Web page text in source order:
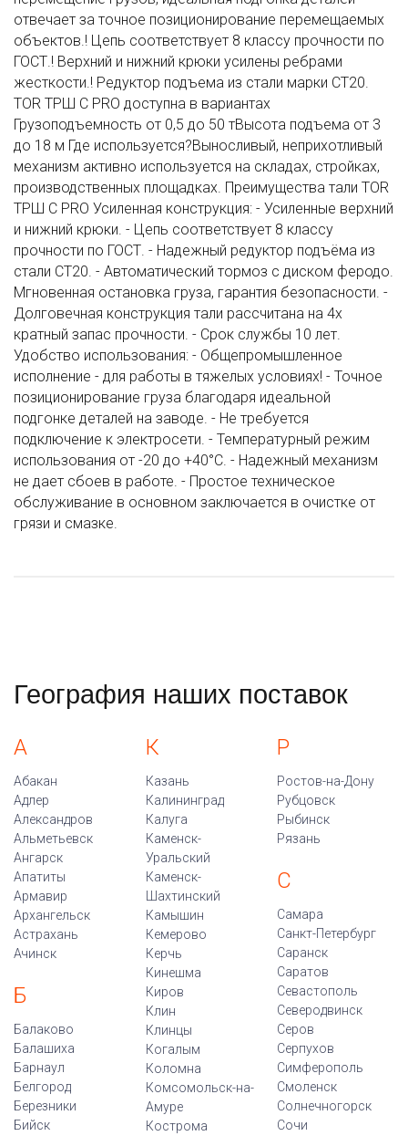
отвечает за точное позиционирование перемещаемых
объектов.! Цепь соответствует 8 классу прочности по
ГОСТ.! Верхний и нижний крюки усилены ребрами
жесткости.! Редуктор подъема из стали марки СТ20.
TOR ТРШ С PRO доступна в вариантах
Грузоподъемность от 0,5 до 50 тВысота подъема от 3
до 18 м Где используется?Выносливый, неприхотливый
механизм активно используется на складах, стройках,
производственных площадках. Преимущества тали TOR
ТРШ C PRO Усиленная конструкция: - Усиленные верхний
и нижний крюки. - Цепь соответствует 8 классу
прочности по ГОСТ. - Надежный редуктор подъёма из
стали СТ20. - Автоматический тормоз с диском феродо.
Мгновенная остановка груза, гарантия безопасности. -
Долговечная конструкция тали рассчитана на 4х
кратный запас прочности. - Срок службы 10 лет.
Удобство использования: - Общепромышленное
исполнение - для работы в тяжелых условиях! - Точное
позиционирование груза благодаря идеальной
подгонке деталей на заводе. - Не требуется
подключение к электросети. - Температурный режим
использования от -20 до +40°C. - Надежный механизм
не дает сбоев в работе. - Простое техническое
обслуживание в основном заключается в очистке от
грязи и смазке.
География наших поставок
А
Абакан
Адлер
Александров
Альметьевск
Ангарск
Апатиты
Армавир
Архангельск
Астрахань
Ачинск
Б
Балаково
Балашиха
Барнаул
Белгород
Березники
Бийск
К
Казань
Калининград
Калуга
Каменск-
Уральский
Каменск-
Шахтинский
Камышин
Кемерово
Керчь
Кинешма
Киров
Клин
Клинцы
Когалым
Коломна
Комсомольск-на-
Амуре
Кострома
Р
Ростов-на-Дону
Рубцовск
Рыбинск
Рязань
С
Самара
Санкт-Петербург
Саранск
Саратов
Севастополь
Северодвинск
Серов
Серпухов
Симферополь
Смоленск
Солнечногорск
Сочи